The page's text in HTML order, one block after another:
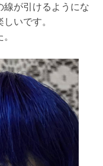
が引けるようにな
いです。